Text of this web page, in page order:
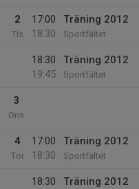
2
Tis
17:00
18:30
Träning 2012
Sportfältet
18:30
19:45
Träning 2012
Sportfältet
3
Ons
4
Tor
17:00
18:30
Träning 2012
Sportfältet
18:30
Träning 2012